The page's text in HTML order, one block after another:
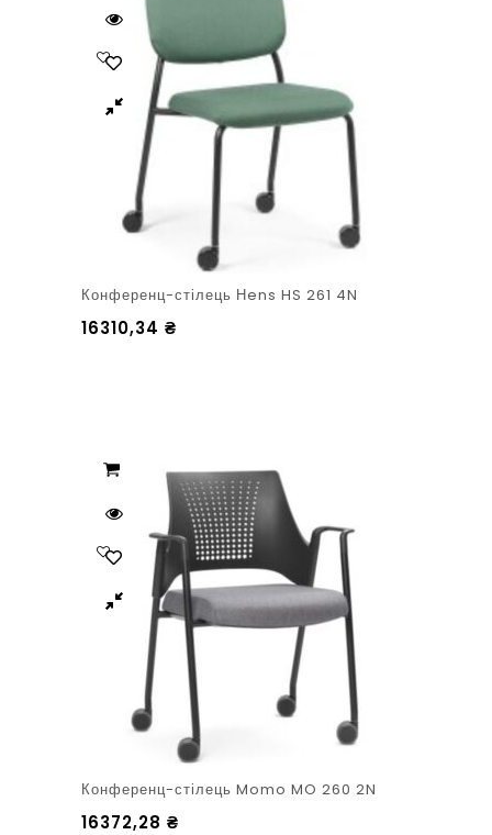
Конференц-стілець Нens HS 261 4N
16310,34 ₴
Конференц-стілець Momo MO 260 2N
16372,28 ₴